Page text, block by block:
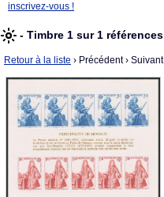
inscrivez-vous !
- Timbre 1 sur 1 références
Retour à la liste › Précédent› Suivant